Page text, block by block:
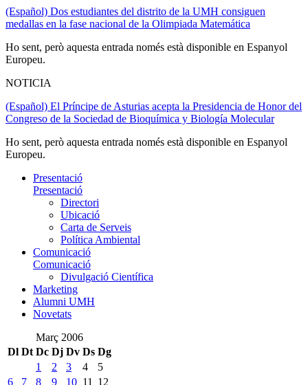
(Español) Dos estudiantes del distrito de la UMH consiguen
medallas en la fase nacional de la Olimpiada Matemática
Ho sent, però aquesta entrada només està disponible en Espanyol
Europeu.
NOTICIA
(Español) El Príncipe de Asturias acepta la Presidencia de Honor del
Congreso de la Sociedad de Bioquímica y Biología Molecular
Ho sent, però aquesta entrada només està disponible en Espanyol
Europeu.
Presentació
Presentació
Directori
Ubicació
Carta de Serveis
Política Ambiental
Comunicació
Comunicació
Divulgació Científica
Marketing
Alumni UMH
Novetats
Març 2006
Dl Dt Dc Dj Dv Ds Dg
1
2 3 4
5
6
7 8 9 10 11
12